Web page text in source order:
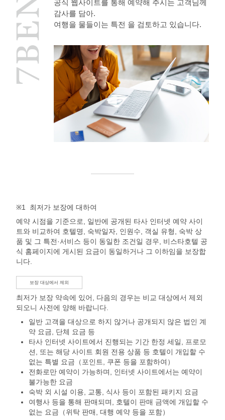
공식 웹사이트를 통해 예약해 주시는 고객님께
감사를 담아.
여행을 물들이는 특전 을 검토하고 있습니다.
※1
최저가 보장에 대하여
예약 시점을 기준으로, 일반에 공개된 타사 인터넷 예약 사이
트와 비교하여 호텔명, 숙박일자, 인원수, 객실 유형, 숙박 상
품 및 그 특전·서비스 등이 동일한 조건일 경우, 비스타호텔 공
식 홈페이지에 게시된 요금이 동일하거나 그 이하임을 보장합
니다.
보장 대상에서 제외
최저가 보장 약속에 있어, 다음의 경우는 비교 대상에서 제외
되오니 사전에 양해 바랍니다.
일반 고객을 대상으로 하지 않거나 공개되지 않은 법인 계
약 요금, 단체 요금 등
타사 인터넷 사이트에서 진행되는 기간 한정 세일, 프로모
션, 또는 해당 사이트 회원 전용 상품 등 호텔이 개입할 수
없는 특별 요금（포인트, 쿠폰 등을 포함하여）
전화로만 예약이 가능하며, 인터넷 사이트에서는 예약이
불가능한 요금
숙박 외 시설 이용, 교통, 식사 등이 포함된 패키지 요금
여행사 등을 통해 판매되며, 호텔이 판매 금액에 개입할 수
없는 요금（위탁 판매, 대행 예약 등을 포함）